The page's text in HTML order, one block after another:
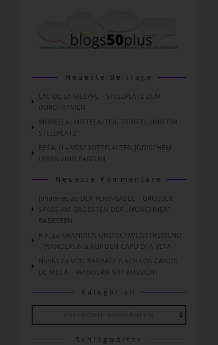
Neueste Beiträge
LAC DE LA GILEPPE – STELLPLATZ ZUM
DURCHATMEN
MORELLA: MITTELALTER, TRÜFFEL UND EIN
STELLPLATZ
BESALÚ – VOM MITTELALTER, JÜDISCHEM
LEBEN UND PARFUM
Neueste Kommentare
Johannes zu DER FERINGASEE – GROSSER
SPASS AM GRÖSSTEN DER „MÜNCHNER“
BADESEEN
R.F. zu GRANDIOS UND SCHWEISSTREIBEND
– WANDERUNG AUF DEN CAPU DI A VETA
Hanka zu VON BARBATE NACH LOS CANOS
DE MECA – WANDERN MIT AUSSICHT
Kategorien
Schlagwörter